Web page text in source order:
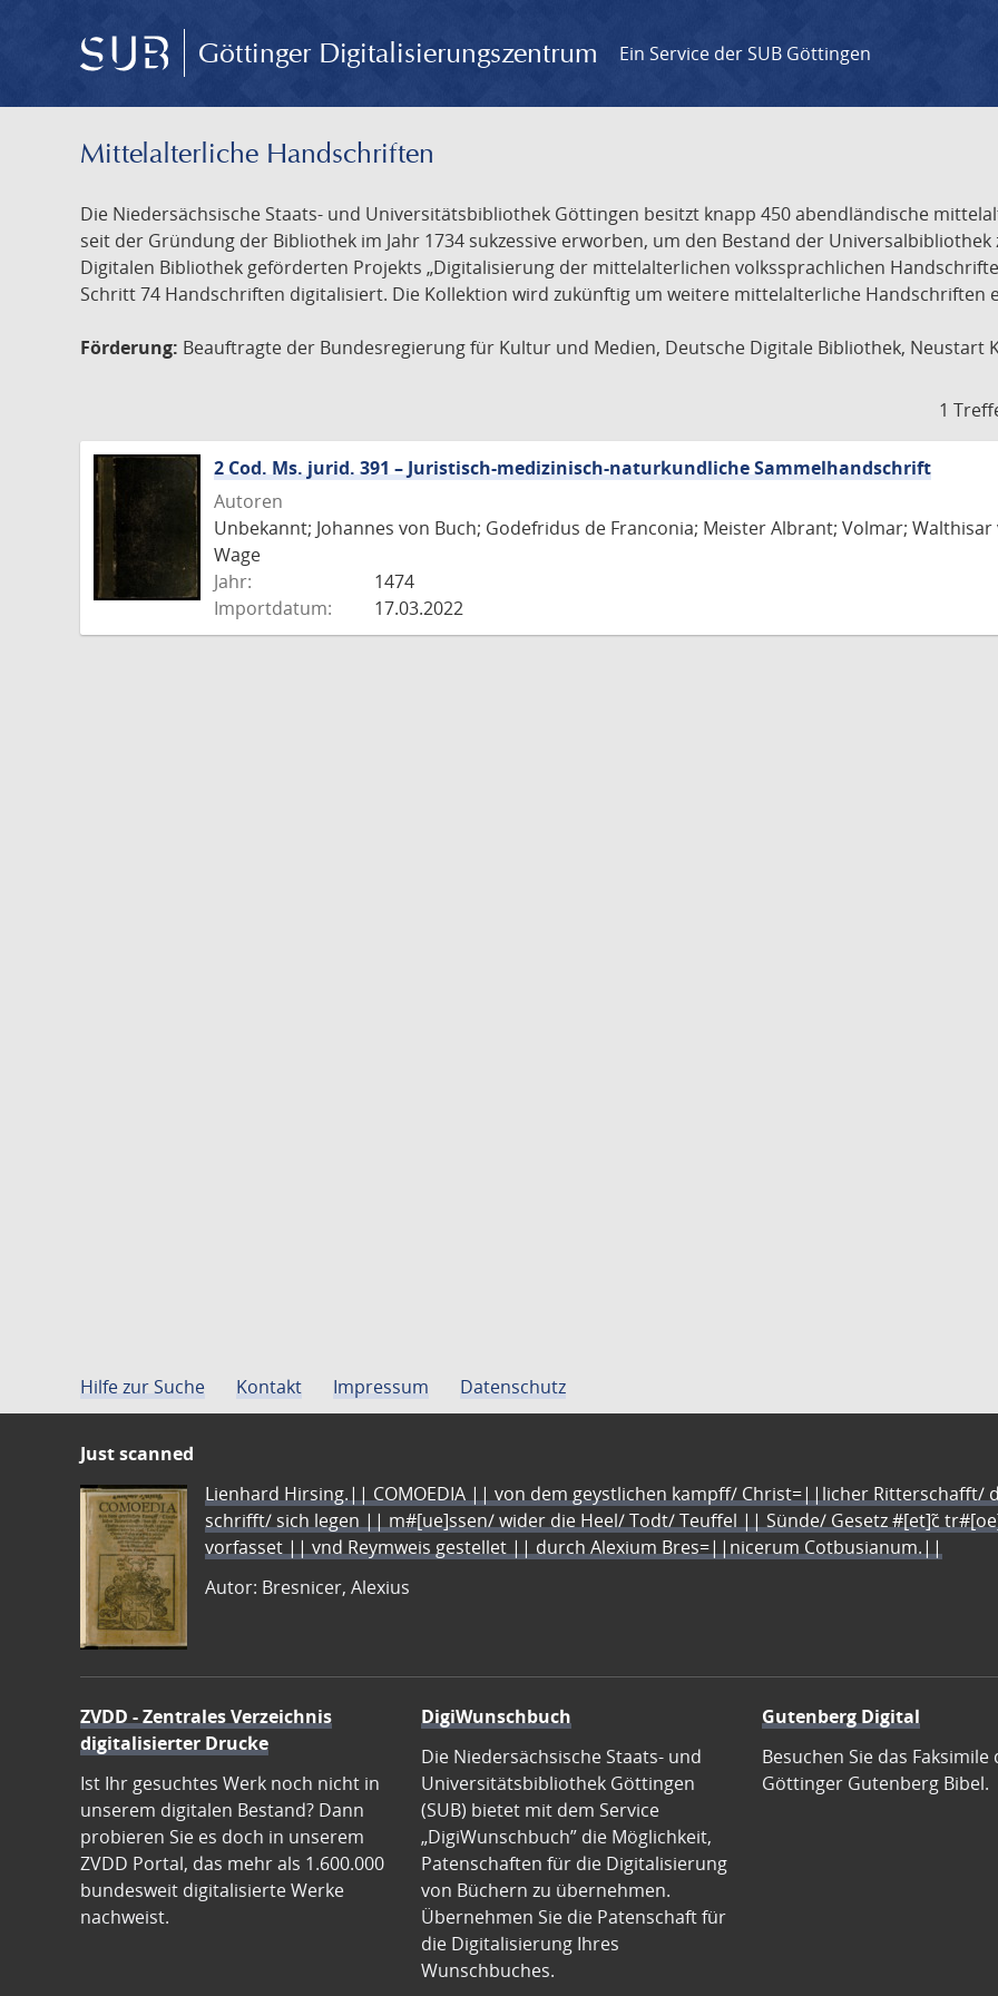
Göttinger Digitalisierungszentrum Ein Service der SUB Göttingen
Mittelalterliche Handschriften
Die Niedersächsische Staats- und Universitätsbibliothek Göttingen besitzt knapp 450 abendländische
seit der Gründung der Bibliothek im Jahr 1734 sukzessive erworben, um den Bestand der
Digitalen Bibliothek geförderten Projekts „Digitalisierung der mittelalterlichen volkssprachlichen
Schritt 74 Handschriften digitalisiert. Die Kollektion wird zukünftig um weitere mittelalterliche Handschriften
Förderung: Beauftragte der Bundesregierung für Kultur und Medien, Deutsche Digitale Bibliothek, Neustart
1
2 Cod. Ms. jurid. 391 – Juristisch-medizinisch-naturkundliche Sammelhandschrift
Autoren
Unbekannt; Johannes von Buch; Godefridus de Franconia; Meister Albrant; Volmar;
Wage
Jahr:
1474
Importdatum:
17.03.2022
Hilfe zur Suche Kontakt Impressum Datenschutz
Just scanned
Lienhard Hirsing.|| COMOEDIA || von dem geystlichen kampff/ Christ=||licher Ritterschafft/
schrifft/ sich legen || m#[ue]ssen/ wider die Heel/ Todt/ Teuffel || Sünde/ Gesetz #[et]c̃
vorfasset || vnd Reymweis gestellet || durch Alexium Bres=||nicerum Cotbusianum.||
Autor: Bresnicer, Alexius
ZVDD - Zentrales Verzeichnis
digitalisierter Drucke
Ist Ihr gesuchtes Werk noch nicht in
unserem digitalen Bestand? Dann
probieren Sie es doch in unserem
ZVDD Portal, das mehr als 1.600.000
bundesweit digitalisierte Werke
nachweist.
DigiWunschbuch
Die Niedersächsische Staats- und
Universitätsbibliothek Göttingen
(SUB) bietet mit dem Service
„DigiWunschbuch” die Möglichkeit,
Patenschaften für die Digitalisierung
von Büchern zu übernehmen.
Übernehmen Sie die Patenschaft für
die Digitalisierung Ihres
Wunschbuches.
Gutenberg Digital
Besuchen Sie das Faksimile
Göttinger Gutenberg Bibel.